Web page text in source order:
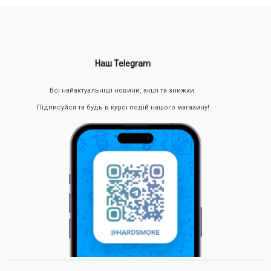
або збирати — просто дістаєш одноразку з упаковки і
відразу париш.
Вражаюча кількість затяжок. Стабільні 1500 затяжок —
це приблизно тиждень паріння для середнього
користувача без втрати яскравості смаку та насиченості
Широка лінійка смаків. Кожен знайде свій ідеальний
смаковий профіль: від тютюнової класики до ягід та
М’яка, насичена затяжка. Тут немає сухості, сторонніх
нот або гарика — все завдяки фірмовій системі
випаровування і ідеально збалансованій рідині.
Безпека та оригінальність. Тільки оригінальні Ельф Бар
1500 дають ту саму насиченість і стабільність смаку,
Наш Telegram
Всі найактуальніші новини, акції та знижки.
Підписуйся та будь в курсі подій нашого магазину!